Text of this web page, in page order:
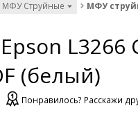
МФУ Струйные МФУ
L3266
(белый)
Понравилось? Расскажи